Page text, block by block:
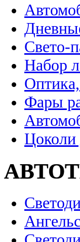
Свето-
Набор
Фары
Цоколи